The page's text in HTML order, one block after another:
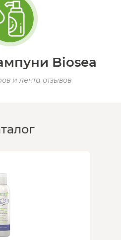
Biosea
и лента отзывов